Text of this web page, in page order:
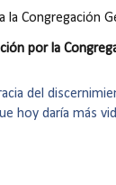
la Congregación
por la
del
hoy daría más